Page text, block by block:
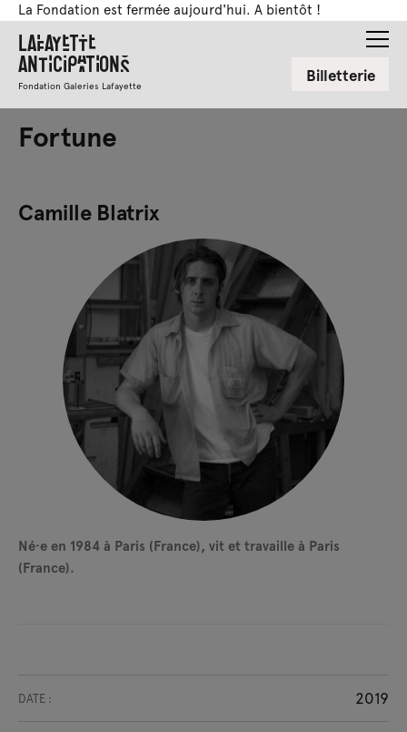
La Fondation est fermée aujourd'hui. A bientôt !
Lafayette
Anticipations
Fondation Galeries Lafayette Billetterie
Fortune
Camille Blatrix
Né·e en 1984 à Paris (France), vit et travaille à Paris
(France).
DATE : 2019